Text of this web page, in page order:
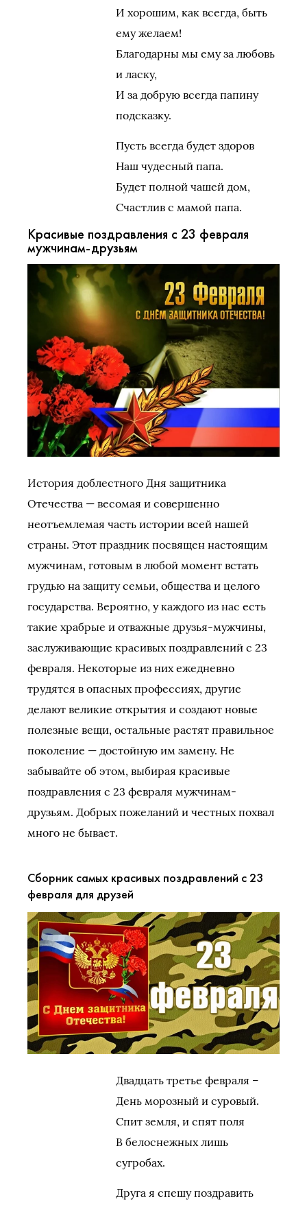
И хорошим, как всегда, быть
ему желаем!
Благодарны мы ему за любовь
и ласку,
И за добрую всегда папину
подсказку.
Пусть всегда будет здоров
Наш чудесный папа.
Будет полной чашей дом,
Счастлив с мамой папа.
Красивые поздравления с 23 февраля
мужчинам-друзьям
История доблестного Дня защитника
Отечества — весомая и совершенно
неотъемлемая часть истории всей нашей
страны. Этот праздник посвящен настоящим
мужчинам, готовым в любой момент встать
грудью на защиту семьи, общества и целого
государства. Вероятно, у каждого из нас есть
такие храбрые и отважные друзья-мужчины,
заслуживающие красивых поздравлений с 23
февраля. Некоторые из них ежедневно
трудятся в опасных профессиях, другие
делают великие открытия и создают новые
полезные вещи, остальные растят правильное
поколение — достойную им замену. Не
забывайте об этом, выбирая красивые
поздравления с 23 февраля мужчинам-
друзьям. Добрых пожеланий и честных похвал
много не бывает.
Сборник самых красивых поздравлений с 23
февраля для друзей
Двадцать третье февраля –
День морозный и суровый.
Спит земля, и спят поля
В белоснежных лишь
сугробах.
Друга я спешу поздравить